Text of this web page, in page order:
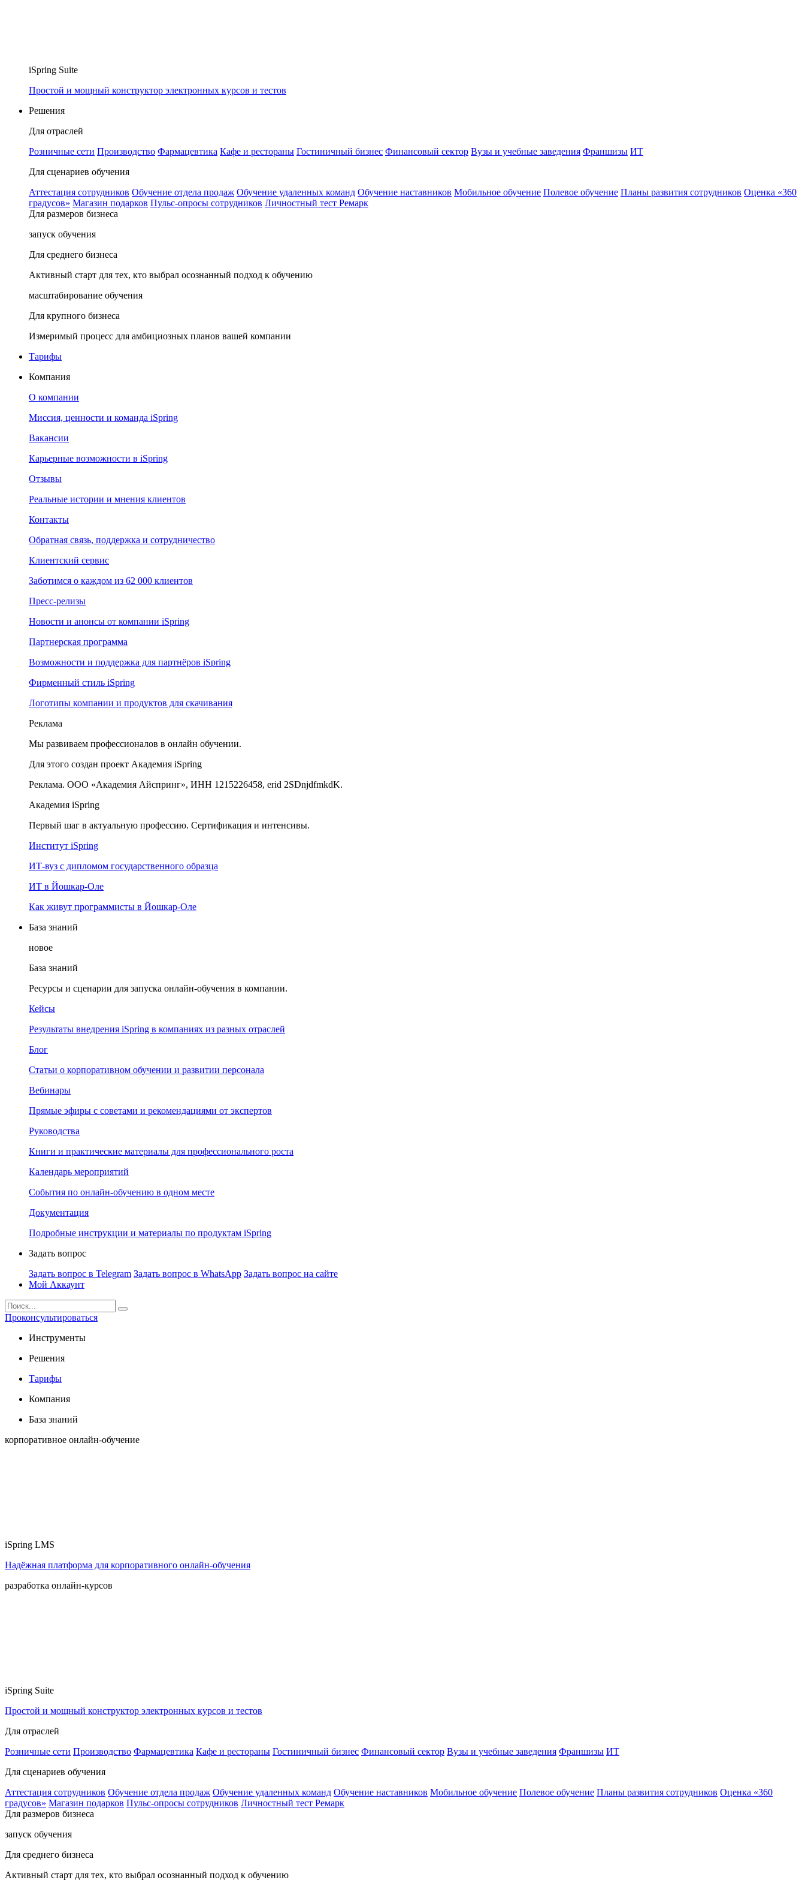
iSpring Suite
Простой и мощный конструктор электронных курсов и тестов
Решения
Для отраслей
Розничные сети Производство Фармацевтика Кафе и рестораны Гостиничный бизнес Финансовый сектор Вузы и учебные заведения Франшизы ИТ
Для сценариев обучения
Аттестация сотрудников Обучение отдела продаж Обучение удаленных команд Обучение наставников Мобильное обучение Полевое обучение Планы развития сотрудников Оценка «360
градусов» Магазин подарков Пульс-опросы сотрудников Личностный тест Ремарк
Для размеров бизнеса
запуск обучения
Для среднего бизнеса
Активный старт для тех, кто выбрал осознанный подход к обучению
масштабирование обучения
Для крупного бизнеса
Измеримый процесс для амбициозных планов вашей компании
Тарифы
Компания
О компании
Миссия, ценности и команда iSpring
Вакансии
Карьерные возможности в iSpring
Отзывы
Реальные истории и мнения клиентов
Контакты
Обратная связь, поддержка и сотрудничество
Клиентский сервис
Заботимся о каждом из 62 000 клиентов
Пресс-релизы
Новости и анонсы от компании iSpring
Партнерская программа
Возможности и поддержка для партнёров iSpring
Фирменный стиль iSpring
Логотипы компании и продуктов для скачивания
Реклама
Мы развиваем профессионалов в онлайн обучении.
Для этого создан проект Академия iSpring
Реклама. ООО «Академия Айспринг», ИНН 1215226458, erid 2SDnjdfmkdK.
Академия iSpring
Первый шаг в актуальную профессию. Сертификация и интенсивы.
Институт iSpring
ИТ-вуз с дипломом государственного образца
ИТ в Йошкар-Оле
Как живут программисты в Йошкар‑Оле
База знаний
новое
База знаний
Ресурсы и сценарии для запуска онлайн-обучения в компании.
Кейсы
Результаты внедрения iSpring в компаниях из разных отраслей
Блог
Статьи о корпоративном обучении и развитии персонала
Вебинары
Прямые эфиры с советами и рекомендациями от экспертов
Руководства
Книги и практические материалы для профессионального роста
Календарь мероприятий
События по онлайн-обучению в одном месте
Документация
Подробные инструкции и материалы по продуктам iSpring
Задать вопрос
Задать вопрос в Telegram Задать вопрос в WhatsApp Задать вопрос на сайте
Мой Аккаунт
Проконсультироваться
Инструменты
Решения
Тарифы
Компания
База знаний
корпоративное онлайн-обучение
iSpring LMS
Надёжная платформа для корпоративного онлайн‑обучения
разработка онлайн-курсов
iSpring Suite
Простой и мощный конструктор электронных курсов и тестов
Для отраслей
Розничные сети Производство Фармацевтика Кафе и рестораны Гостиничный бизнес Финансовый сектор Вузы и учебные заведения Франшизы ИТ
Для сценариев обучения
Аттестация сотрудников Обучение отдела продаж Обучение удаленных команд Обучение наставников Мобильное обучение Полевое обучение Планы развития сотрудников Оценка «360
градусов» Магазин подарков Пульс-опросы сотрудников Личностный тест Ремарк
Для размеров бизнеса
запуск обучения
Для среднего бизнеса
Активный старт для тех, кто выбрал осознанный подход к обучению